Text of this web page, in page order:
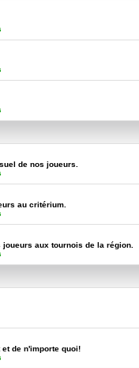
de nos joueurs.
au critérium.
aux tournois de la région.
et de n'importe quoi!